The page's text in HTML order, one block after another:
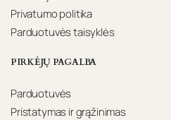
Privatumo politika
Parduotuvės taisyklės
PIRKĖJŲ PAGALBA
Parduotuvės
Pristatymas ir grąžinimas